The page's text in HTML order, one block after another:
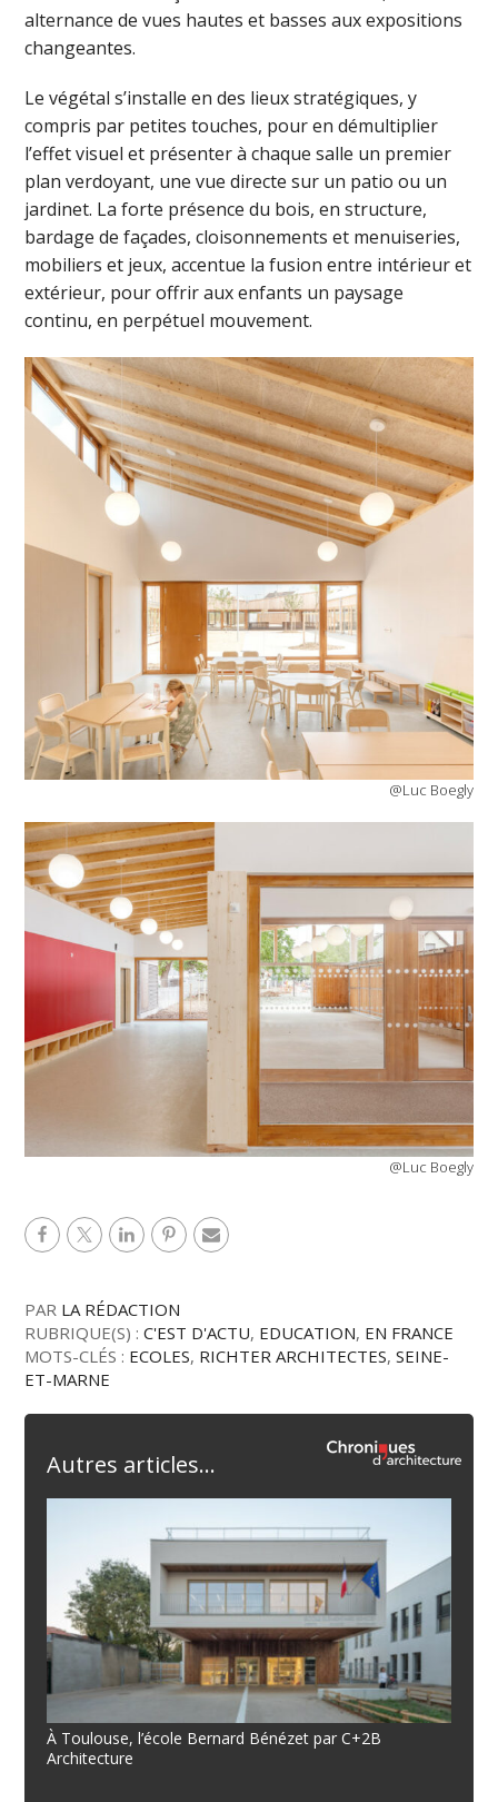
alternance de vues hautes et basses aux expositions
changeantes.
Le végétal s’installe en des lieux stratégiques, y
compris par petites touches, pour en démultiplier
l’effet visuel et présenter à chaque salle un premier
plan verdoyant, une vue directe sur un patio ou un
jardinet. La forte présence du bois, en structure,
bardage de façades, cloisonnements et menuiseries,
mobiliers et jeux, accentue la fusion entre intérieur et
extérieur, pour offrir aux enfants un paysage
continu, en perpétuel mouvement.
@Luc Boegly
@Luc Boegly
PAR LA RÉDACTION
RUBRIQUE(S) :C'EST D'ACTU, EDUCATION, EN FRANCE
MOTS-CLÉS : ECOLES, RICHTER ARCHITECTES,SEINE-
ET-MARNE
Autres articles...
À Toulouse, l’école Bernard Bénézet par C+2B
Architecture